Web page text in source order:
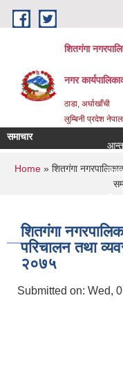
Skip to main content
शितगंगा
नगर
ठाडा, अर्घाखाँची
लुम्बिनी प्रदेश नेपाल
समाचार
रिक्त
You are
Home » शितगंगा
शितगंगा
परिचालन तथा
२०७५
Submitted on: Wed,